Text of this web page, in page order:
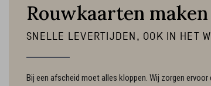
Rouwkaarten
SNELLE LEVERTIJDEN, OOK IN HET
Bij een afscheid moet alles kloppen. Wij zorgen